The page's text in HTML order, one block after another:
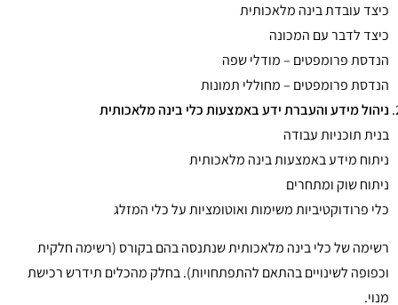
כיצד עובדת בינה מלאכותית
כיצד לדבר עם המכונה
הנדסת פרומפטים – מודלי שפה
הנדסת פרומפטים – מחוללי תמונות
ניהול מידע והעברת ידע באמצעות כלי בינה מלאכותית
בנית תוכניות עבודה
ניתוח מידע באמצעות בינה מלאכותית
ניתוח שוק ומתחרים
כלי פרודוקטיביות משימות ואוטומציות על כלי המזלג
רשימה של כלי בינה מלאכותית שנתנסה בהם בקורס (רשימה חלקית
וכפופה לשינויים בהתאם להתפתחויות). בחלק מהכלים תידרש רכישת
מנוי.